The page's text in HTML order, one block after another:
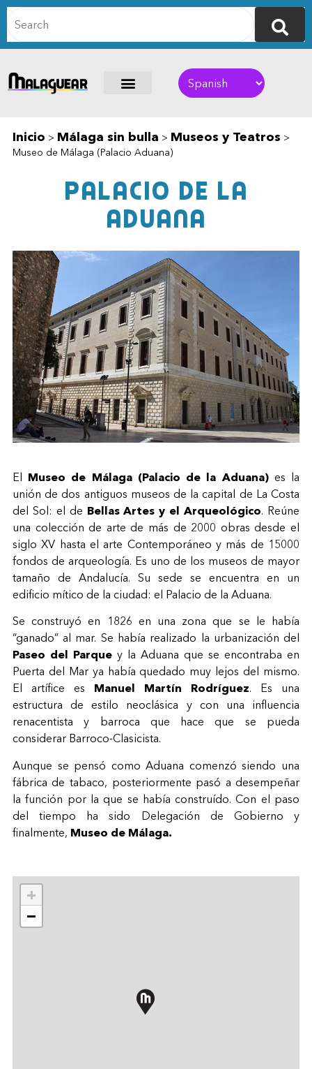
Inicio > Málaga sin bulla > Museos y Teatros >
Museo de Málaga (Palacio Aduana)
Palacio de la
Aduana
El Museo de Málaga (Palacio de la Aduana)es la
unión de dos antiguos museos de la capital de La Costa
del Sol: el de Bellas Artes y el Arqueológico. Reúne
una colección de arte de más de 2000 obras desde el
siglo XV hasta el arte Contemporáneo y más de 15000
fondos de arqueología. Es uno de los museos de mayor
tamaño de Andalucía. Su sede se encuentra en un
edificio mítico de la ciudad: el Palacio de la Aduana.
Se construyó en 1826 en una zona que se le había
“ganado” al mar. Se había realizado la urbanización del
Paseo del Parquey la Aduana que se encontraba en
Puerta del Mar ya había quedado muy lejos del mismo.
El artífice es Manuel Martín Rodríguez. Es una
estructura de estilo neoclásica y con una influencia
renacentista y barroca que hace que se pueda
considerar Barroco-Clasicista.
Aunque se pensó como Aduana comenzó siendo una
fábrica de tabaco, posteriormente pasó a desempeñar
la función por la que se había construído. Con el paso
del tiempo ha sido Delegación de Gobierno y
finalmente, Museo de Málaga.
+
−